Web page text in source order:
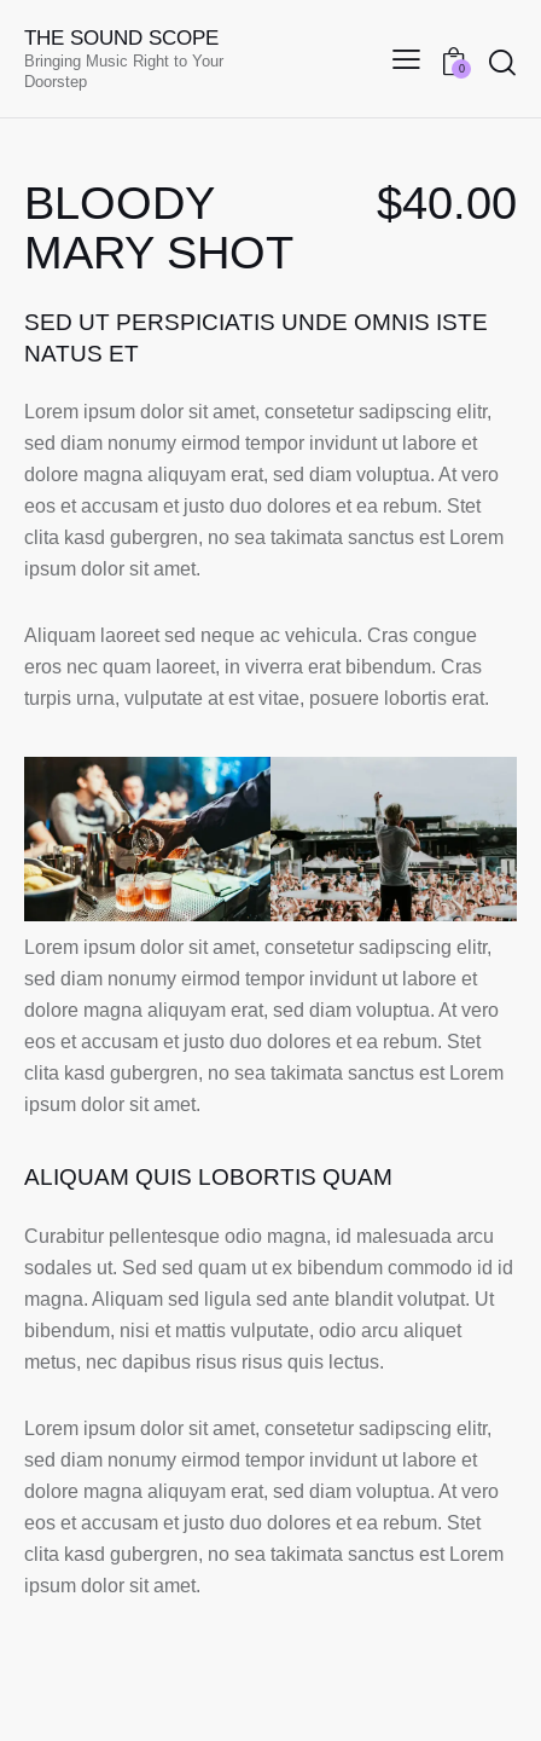
THE SOUND SCOPE
Bringing Music Right to Your
Doorstep
0
BLOODY
MARY SHOT
$40.00
SED UT PERSPICIATIS UNDE OMNIS ISTE
NATUS ET
Lorem ipsum dolor sit amet, consetetur sadipscing elitr,
sed diam nonumy eirmod tempor invidunt ut labore et
dolore magna aliquyam erat, sed diam voluptua. At vero
eos et accusam et justo duo dolores et ea rebum. Stet
clita kasd gubergren, no sea takimata sanctus est Lorem
ipsum dolor sit amet.
Aliquam laoreet sed neque ac vehicula. Cras congue
eros nec quam laoreet, in viverra erat bibendum. Cras
turpis urna, vulputate at est vitae, posuere lobortis erat.
Lorem ipsum dolor sit amet, consetetur sadipscing elitr,
sed diam nonumy eirmod tempor invidunt ut labore et
dolore magna aliquyam erat, sed diam voluptua. At vero
eos et accusam et justo duo dolores et ea rebum. Stet
clita kasd gubergren, no sea takimata sanctus est Lorem
ipsum dolor sit amet.
ALIQUAM QUIS LOBORTIS QUAM
Curabitur pellentesque odio magna, id malesuada arcu
sodales ut. Sed sed quam ut ex bibendum commodo id id
magna. Aliquam sed ligula sed ante blandit volutpat. Ut
bibendum, nisi et mattis vulputate, odio arcu aliquet
metus, nec dapibus risus risus quis lectus.
Lorem ipsum dolor sit amet, consetetur sadipscing elitr,
sed diam nonumy eirmod tempor invidunt ut labore et
dolore magna aliquyam erat, sed diam voluptua. At vero
eos et accusam et justo duo dolores et ea rebum. Stet
clita kasd gubergren, no sea takimata sanctus est Lorem
ipsum dolor sit amet.